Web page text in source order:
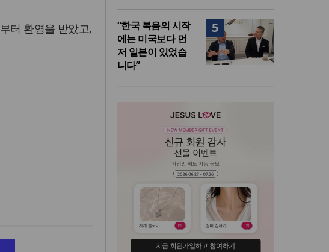
터 환영을 받았고,
5
“한국 복음의 시작
에는 미국보다 먼
저 일본이 있었습
니다”